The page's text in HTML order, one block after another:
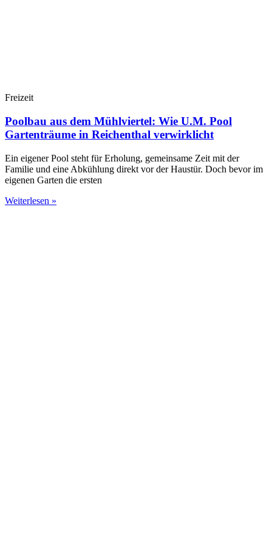
Freizeit
Poolbau aus dem Mühlviertel: Wie U.M. Pool
Gartenträume in Reichenthal verwirklicht
Ein eigener Pool steht für Erholung, gemeinsame Zeit mit der
Familie und eine Abkühlung direkt vor der Haustür. Doch bevor im
eigenen Garten die ersten
Weiterlesen »